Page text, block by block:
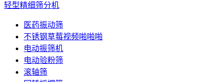
轻型精细筛分机
医药振动筛
不锈钢草莓视频啪啪啪
电动振筛机
电动验粉筛
滚轴筛